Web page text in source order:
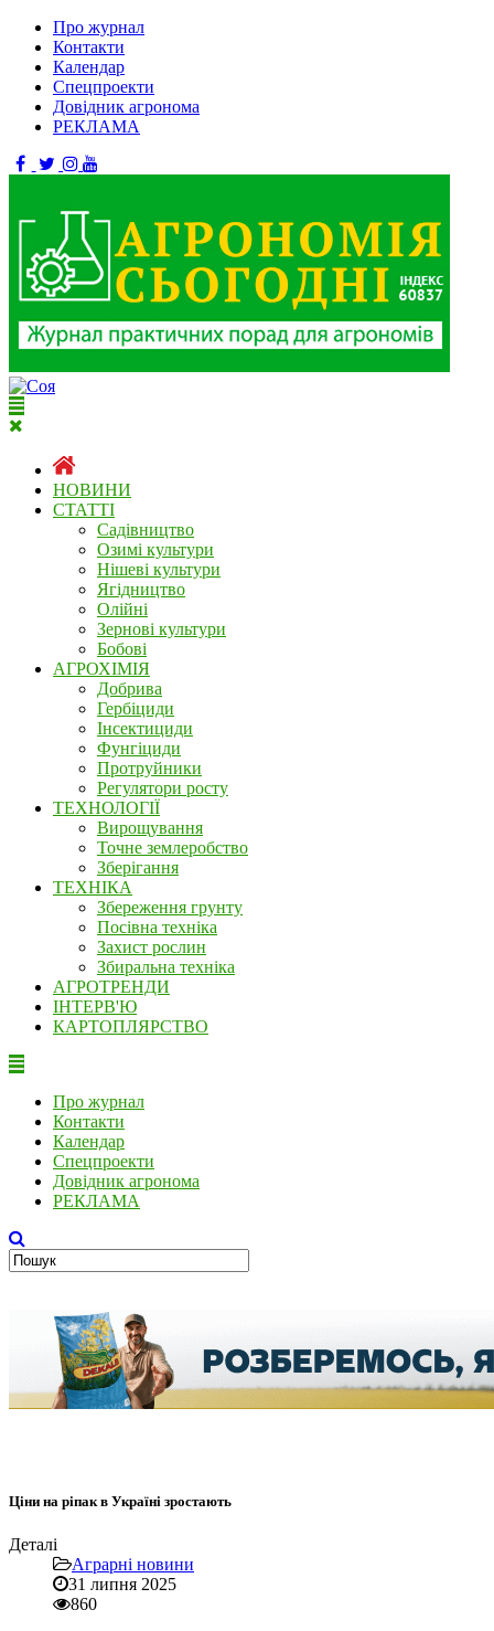
Про журнал
Контакти
Календар
Спецпроекти
Довідник агронома
РЕКЛАМА
НОВИНИ
СТАТТІ
Садівництво
Озимі культури
Нішеві культури
Ягідництво
Олійні
Зернові культури
Бобові
АГРОХІМІЯ
Добрива
Гербіциди
Інсектициди
Фунгіциди
Протруйники
Регулятори росту
ТЕХНОЛОГІЇ
Вирощування
Точне землеробство
Зберігання
ТЕХНІКА
Збереження грунту
Посівна техніка
Захист рослин
Збиральна техніка
АГРОТРЕНДИ
ІНТЕРВ'Ю
КАРТОПЛЯРСТВО
Про журнал
Контакти
Календар
Спецпроекти
Довідник агронома
РЕКЛАМА
Ціни на ріпак в Україні зростають
Деталі
Аграрні новини
31 липня 2025
860